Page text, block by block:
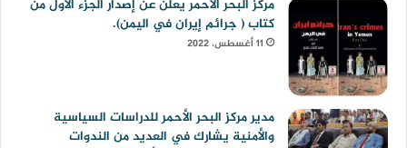
مركز البحر الأحمر يعلن عن إصدار الجزء الأول من
كتاب ( جرائم إيران في اليمن).
11 أغسطس، 2022
مدير مركز البحر الأحمر للدراسات السياسية
والأمنية يشارك في العديد من الندوات